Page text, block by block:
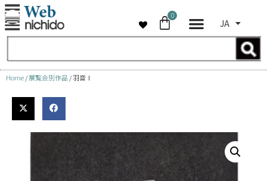
コ
テ
ン
ス
0
JA
Home/展覧会別作品 / 羽音Ⅰ